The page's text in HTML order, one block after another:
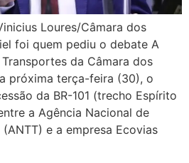
Loures/Câmara dos
foi quem pediu o debate A
da Câmara dos
próxima terça-feira (30), o
da BR-101 (trecho Espírito
a Agência Nacional de
e a empresa Ecovias